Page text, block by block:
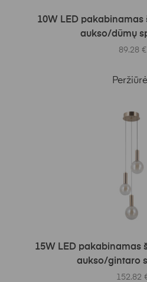
Į
10W LED pakabinamas
aukso/dūmų
89.28 €
Į
15W LED pakabinamas
aukso/gintaro
152.82